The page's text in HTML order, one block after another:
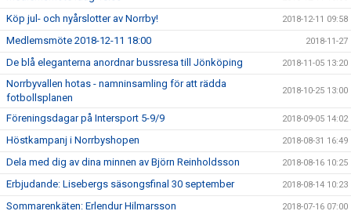
Köp jul- och nyårslotter av Norrby! 2018-12-11 09:58
Medlemsmöte 2018-12-11 18:00 2018-11-27
De blå eleganterna anordnar bussresa till Jönköping 2018-11-05 13:20
Norrbyvallen hotas - namninsamling för att rädda
fotbollsplanen
2018-10-25 13:00
Föreningsdagar på Intersport 5-9/9 2018-09-05 14:02
Höstkampanj i Norrbyshopen 2018-08-31 16:49
Dela med dig av dina minnen av Björn Reinholdsson 2018-08-16 10:25
Erbjudande: Lisebergs säsongsfinal 30 september 2018-08-14 10:23
Sommarenkäten: Erlendur Hilmarsson 2018-07-16 07:00